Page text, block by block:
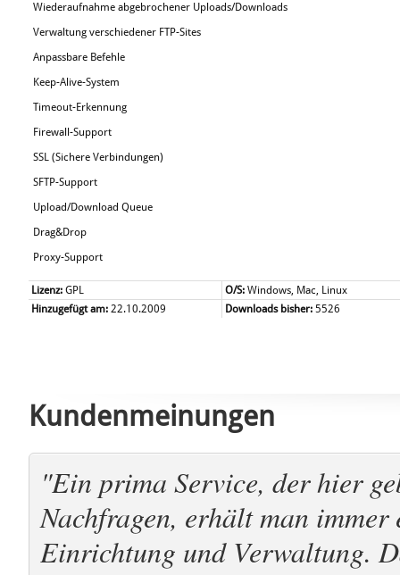
Wiederaufnahme abgebrochener Uploads/Downloads
Verwaltung verschiedener FTP-Sites
Anpassbare Befehle
Keep-Alive-System
Timeout-Erkennung
Firewall-Support
SSL (Sichere Verbindungen)
SFTP-Support
Upload/Download Queue
Drag&Drop
Proxy-Support
Lizenz: GPL O/S: Windows, Mac, Linux
Hinzugefügt am: 22.10.2009 Downloads bisher: 5526
Kundenmeinungen
"Ein prima Service, der hier
Nachfragen, erhält man
Einrichtung und Verwaltung.